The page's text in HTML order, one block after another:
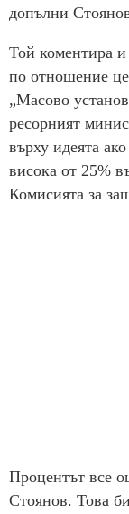
допълни
Той коментира
по отношение
„Масово
ресорният
върху идеята
висока от 25%
Комисията за
Процентът все
Стоянов. Това